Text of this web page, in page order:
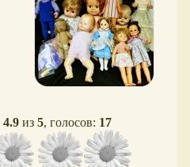
4.9 из 5, голосов: 17